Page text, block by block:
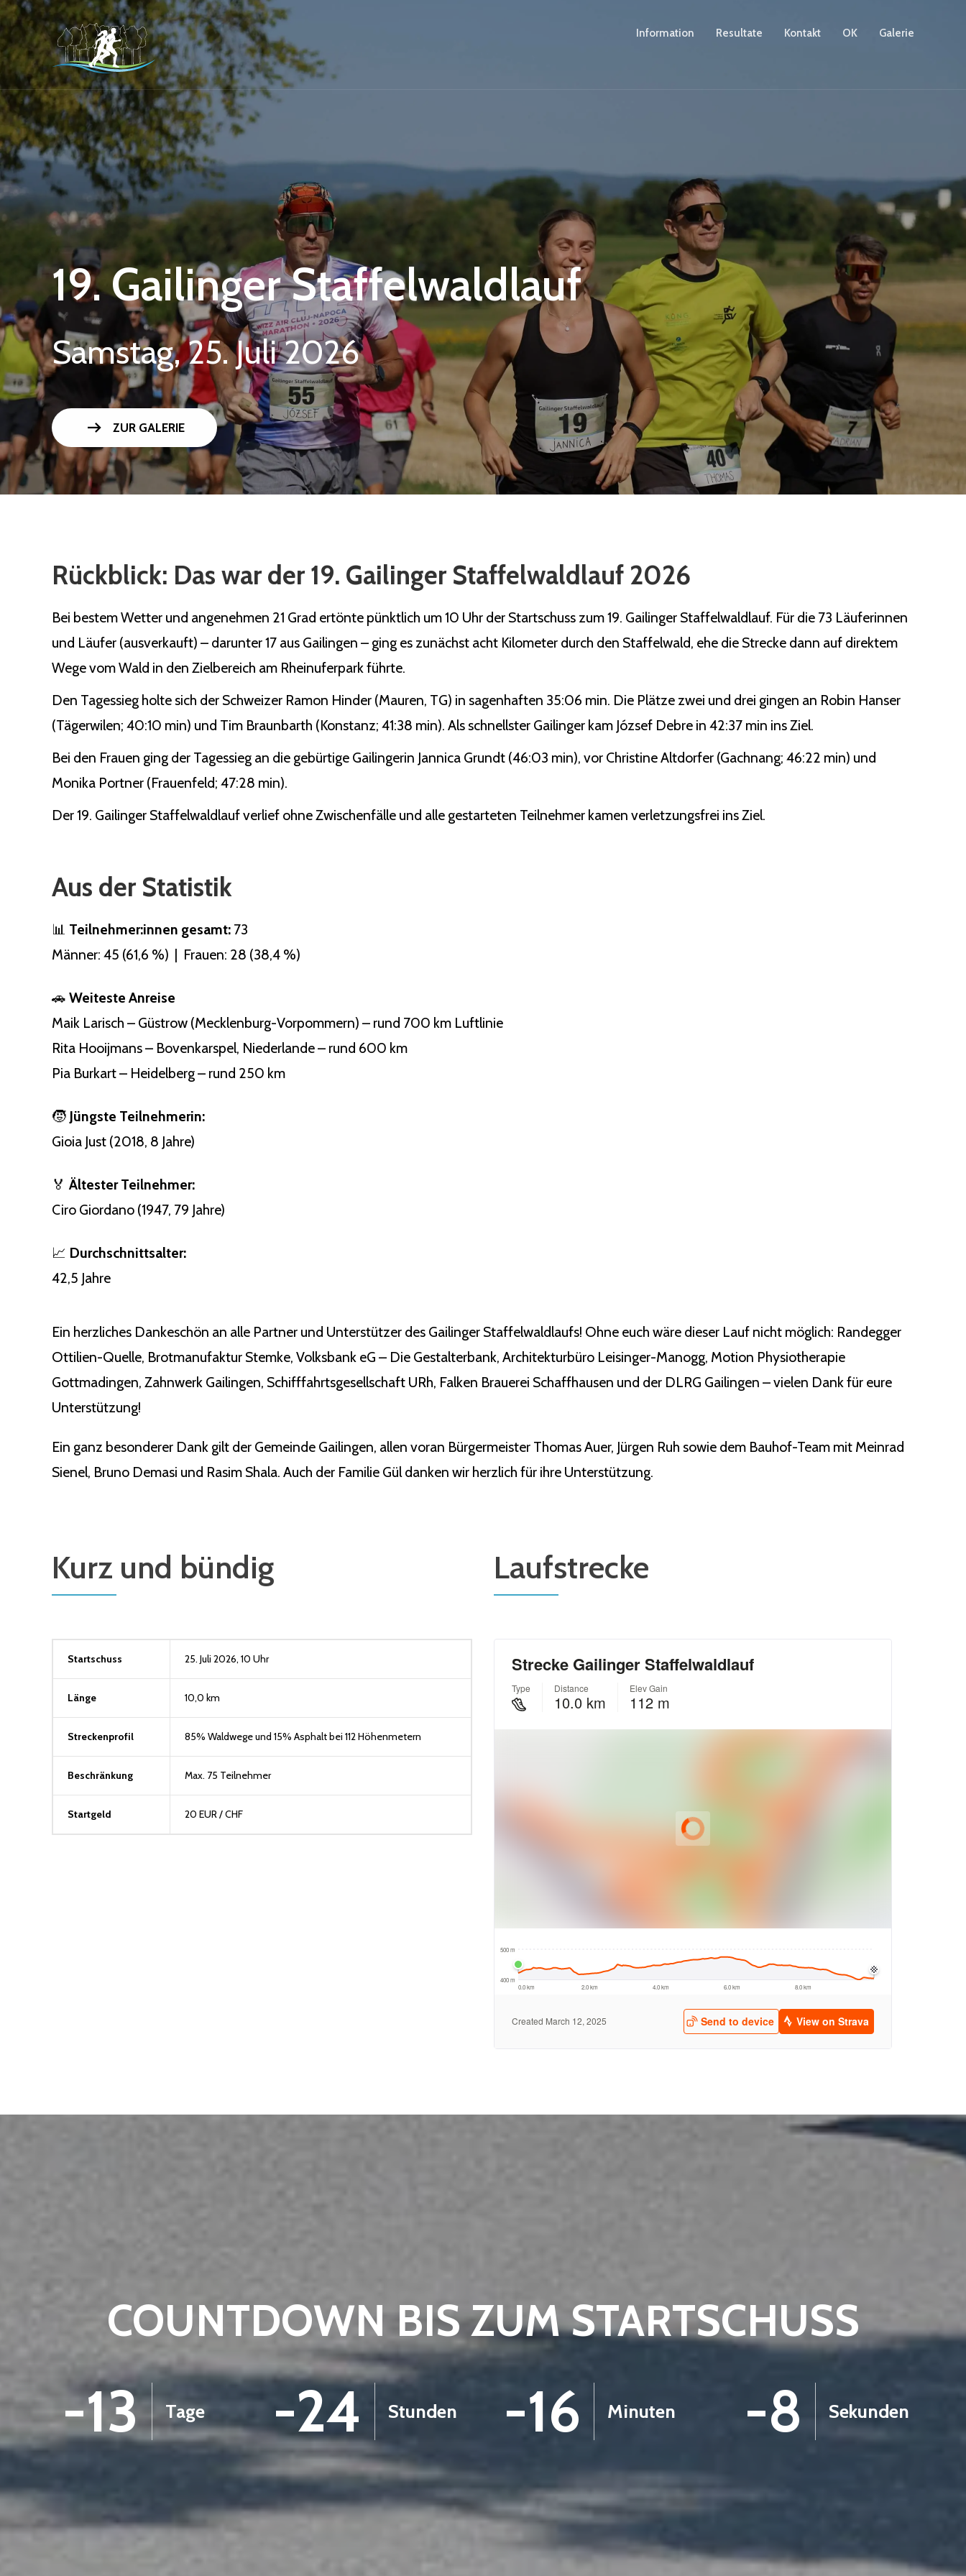
Information Resultate Kontakt OK Galerie
19. Gailinger Staffelwaldlauf
Samstag, 25. Juli 2026
arrow_right_alt ZUR GALERIE
Rückblick: Das war der 19. Gailinger Staffelwaldlauf 2026
Bei bestem Wetter und angenehmen 21 Grad ertönte pünktlich um 10 Uhr der Startschuss zum 19. Gailinger Staffelwaldlauf. Für die 73 Läuferinnen
und Läufer (ausverkauft) – darunter 17 aus Gailingen – ging es zunächst acht Kilometer durch den Staffelwald, ehe die Strecke dann auf direktem
Wege vom Wald in den Zielbereich am Rheinuferpark führte.
Den Tagessieg holte sich der Schweizer Ramon Hinder (Mauren, TG) in sagenhaften 35:06 min. Die Plätze zwei und drei gingen an Robin Hanser
(Tägerwilen; 40:10 min) und Tim Braunbarth (Konstanz; 41:38 min). Als schnellster Gailinger kam József Debre in 42:37 min ins Ziel.
Bei den Frauen ging der Tagessieg an die gebürtige Gailingerin Jannica Grundt (46:03 min), vor Christine Altdorfer (Gachnang; 46:22 min) und
Monika Portner (Frauenfeld; 47:28 min).
Der 19. Gailinger Staffelwaldlauf verlief ohne Zwischenfälle und alle gestarteten Teilnehmer kamen verletzungsfrei ins Ziel.
Aus der Statistik
📊 Teilnehmer:innen gesamt: 73
Männer: 45 (61,6 %) | Frauen: 28 (38,4 %)
🚗 Weiteste Anreise
Maik Larisch – Güstrow (Mecklenburg-Vorpommern) – rund 700 km Luftlinie
Rita Hooijmans – Bovenkarspel, Niederlande – rund 600 km
Pia Burkart – Heidelberg – rund 250 km
🧒 Jüngste Teilnehmerin:
Gioia Just (2018, 8 Jahre)
🏅 Ältester Teilnehmer:
Ciro Giordano (1947, 79 Jahre)
📈 Durchschnittsalter:
42,5 Jahre
Ein herzliches Dankeschön an alle Partner und Unterstützer des Gailinger Staffelwaldlaufs! Ohne euch wäre dieser Lauf nicht möglich: Randegger
Ottilien-Quelle, Brotmanufaktur Stemke, Volksbank eG – Die Gestalterbank, Architekturbüro Leisinger-Manogg, Motion Physiotherapie
Gottmadingen, Zahnwerk Gailingen, Schifffahrtsgesellschaft URh, Falken Brauerei Schaffhausen und der DLRG Gailingen – vielen Dank für eure
Unterstützung!
Ein ganz besonderer Dank gilt der Gemeinde Gailingen, allen voran Bürgermeister Thomas Auer, Jürgen Ruh sowie dem Bauhof-Team mit Meinrad
Sienel, Bruno Demasi und Rasim Shala. Auch der Familie Gül danken wir herzlich für ihre Unterstützung.
Kurz und bündig
Startschuss 25. Juli 2026, 10 Uhr
Länge 10,0 km
Streckenprofil 85% Waldwege und 15% Asphalt bei 112 Höhenmetern
Beschränkung Max. 75 Teilnehmer
Startgeld 20 EUR / CHF
Laufstrecke
COUNTDOWN BIS ZUM STARTSCHUSS
-13 Tage -24 Stunden -16 Minuten -9 Sekunden